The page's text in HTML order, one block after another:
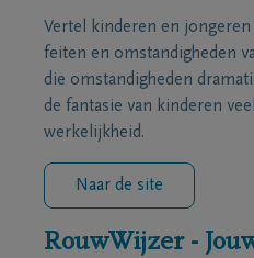
Vertel kinderen en
feiten en omstandigheden
die omstandigheden
de fantasie van kinderen
werkelijkheid.
Naar de site
RouwWijzer -